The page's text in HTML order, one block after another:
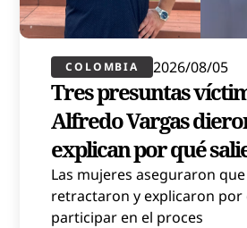
COLOMBIA 2026/08/05
Tres presuntas
Alfredo Vargas
explican por qué
Las mujeres aseguraron
retractaron y explicaron por
participar en el proces